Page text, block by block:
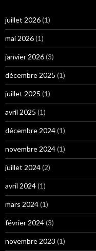
juillet 2026(1)
mai 2026(1)
janvier 2026(3)
décembre 2025 (1)
juillet 2025 (1)
avril 2025 (1)
décembre 2024(1)
novembre 2024(1)
juillet 2024(2)
avril 2024(1)
mars 2024(1)
février 2024(3)
novembre 2023 (1)